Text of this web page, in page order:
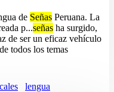
de Señas Peruana. La
p...señas ha surgido,
de ser un eficaz vehículo
todos los temas
lengua